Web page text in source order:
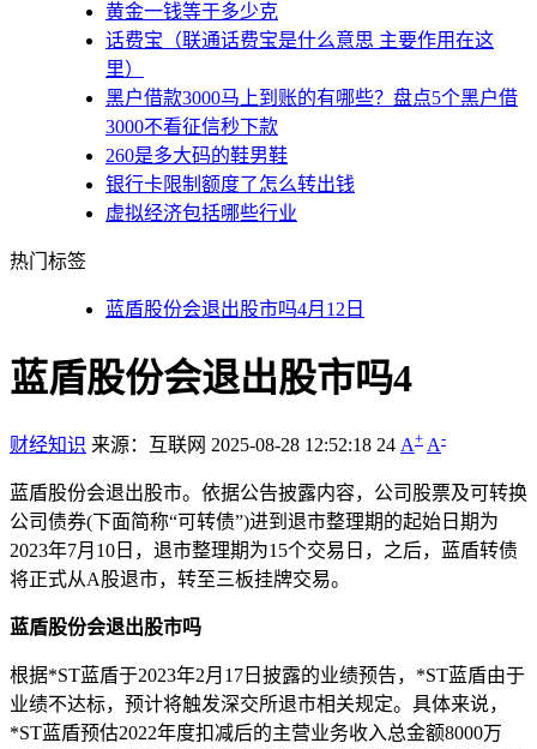
黄金一钱等于多少克
话费宝（联通话费宝是什么意思 主要作用在这
里）
黑户借款3000马上到账的有哪些？盘点5个黑户借
3000不看征信秒下款
260是多大码的鞋男鞋
银行卡限制额度了怎么转出钱
虚拟经济包括哪些行业
热门标签
蓝盾股份会退出股市吗4月12日
蓝盾股份会退出股市吗4
财经知识 来源：互联网 2025-08-28 12:52:18 24 A+ A-
蓝盾股份会退出股市。依据公告披露内容，公司股票及可转换
公司债券(下面简称“可转债”)进到退市整理期的起始日期为
2023年7月10日，退市整理期为15个交易日，之后，蓝盾转债
将正式从A股退市，转至三板挂牌交易。
蓝盾股份会退出股市吗
根据*ST蓝盾于2023年2月17日披露的业绩预告，*ST蓝盾由于
业绩不达标，预计将触发深交所退市相关规定。具体来说，
*ST蓝盾预估2022年度扣减后的主营业务收入总金额8000万